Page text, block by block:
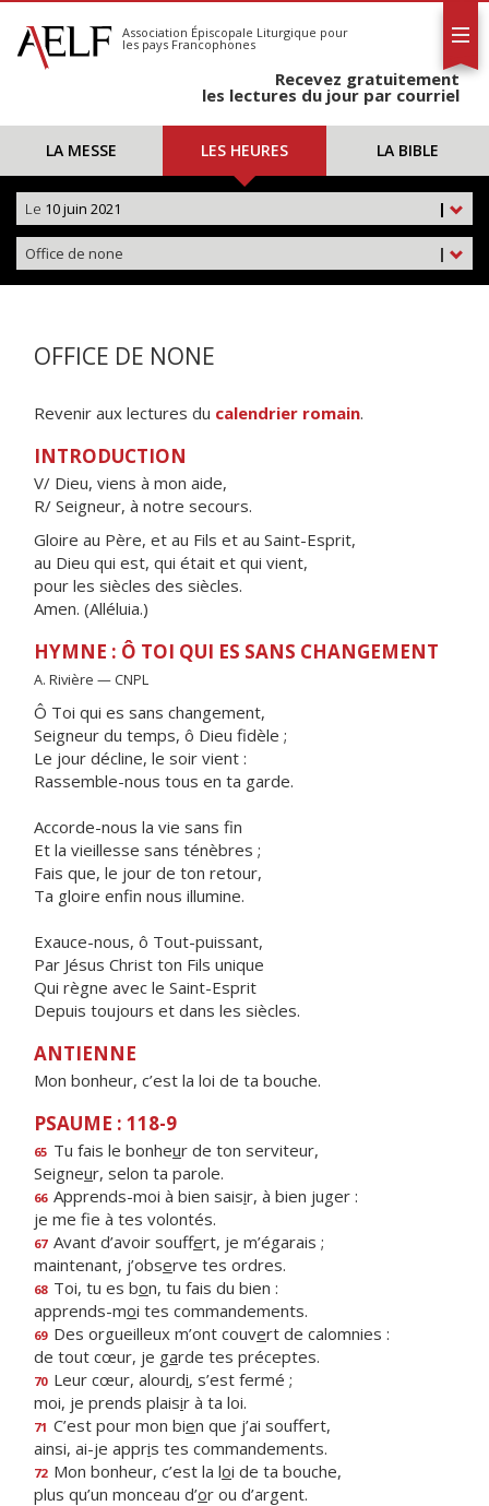
S'abonner
Calendrier
Association Épiscopale Liturgique pour
les pays Francophones
Recevez gratuitement
les lectures du jour par courriel
LA MESSE LES HEURES LA BIBLE
|
Le 10 juin 2021
|
Office de none
OFFICE DE NONE
Revenir aux lectures du calendrier romain.
INTRODUCTION
V/ Dieu, viens à mon aide,
R/ Seigneur, à notre secours.
Gloire au Père, et au Fils et au Saint-Esprit,
au Dieu qui est, qui était et qui vient,
pour les siècles des siècles.
Amen. (Alléluia.)
HYMNE : Ô TOI QUI ES SANS CHANGEMENT
A. Rivière — CNPL
Ô Toi qui es sans changement,
Seigneur du temps, ô Dieu fidèle ;
Le jour décline, le soir vient :
Rassemble-nous tous en ta garde.
Accorde-nous la vie sans fin
Et la vieillesse sans ténèbres ;
Fais que, le jour de ton retour,
Ta gloire enfin nous illumine.
Exauce-nous, ô Tout-puissant,
Par Jésus Christ ton Fils unique
Qui règne avec le Saint-Esprit
Depuis toujours et dans les siècles.
ANTIENNE
Mon bonheur, c’est la loi de ta bouche.
PSAUME : 118-9
65 Tu fais le bonheur de ton serviteur,
Seigneur, selon ta parole.
66 Apprends-moi à bien saisir, à bien juger :
je me fe à tes volontés.
67 Avant d’avoir souffert, je m’égarais ;
maintenant, j’observe tes ordres.
68 Toi, tu es bon, tu fais du bien :
apprends-moi tes commandements.
69 Des orgueilleux m’ont couvert de calomnies :
de tout cœur, je garde tes préceptes.
70 Leur cœur, alourdi, s’est fermé ;
moi, je prends plaisir à ta loi.
71 C’est pour mon bien que j’ai souffert,
ainsi, ai-je appris tes commandements.
72 Mon bonheur, c’est la loi de ta bouche,
plus qu’un monceau d’or ou d’argent.